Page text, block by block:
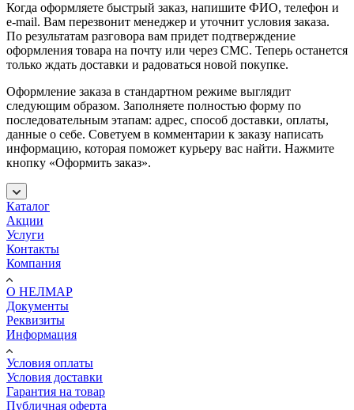
Когда оформляете быстрый заказ, напишите ФИО, телефон и
e-mail. Вам перезвонит менеджер и уточнит условия заказа.
По результатам разговора вам придет подтверждение
оформления товара на почту или через СМС. Теперь останется
только ждать доставки и радоваться новой покупке.
Оформление заказа в стандартном режиме выглядит
следующим образом. Заполняете полностью форму по
последовательным этапам: адрес, способ доставки, оплаты,
данные о себе. Советуем в комментарии к заказу написать
информацию, которая поможет курьеру вас найти. Нажмите
кнопку «Оформить заказ».
Каталог
Акции
Услуги
Контакты
Компания
О НЕЛМАР
Документы
Реквизиты
Информация
Условия оплаты
Условия доставки
Гарантия на товар
Публичная оферта